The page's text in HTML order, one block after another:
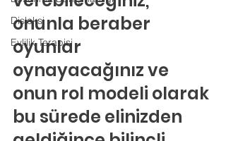
Disleksi
Evlilik Terapisi
onunla beraber
oyunlar
oynayacağınız ve
onun rol modeli olarak
bu sürede elinizden